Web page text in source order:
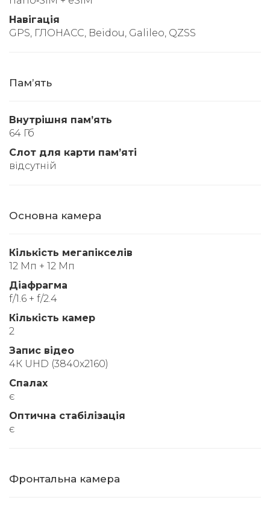
Навігація
GPS, ГЛОНАСС, Beidou, Galileo, QZSS
Памʼять
Внутрішня памʼять
64 Гб
Слот для карти памʼяті
відсутній
Основна камера
Кількість мегапікселів
12 Мп + 12 Мп
Діафрагма
f/1.6 + f/2.4
Кількість камер
2
Запис відео
4К UHD (3840x2160)
Спалах
є
Оптична стабілізація
є
Фронтальна камера